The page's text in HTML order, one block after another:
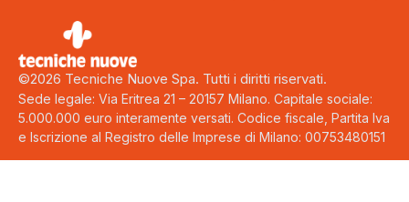
©2026 Tecniche Nuove Spa. Tutti i diritti riservati.
Sede legale: Via Eritrea 21 – 20157 Milano. Capitale sociale:
5.000.000 euro interamente versati. Codice fiscale, Partita Iva
e Iscrizione al Registro delle Imprese di Milano: 00753480151